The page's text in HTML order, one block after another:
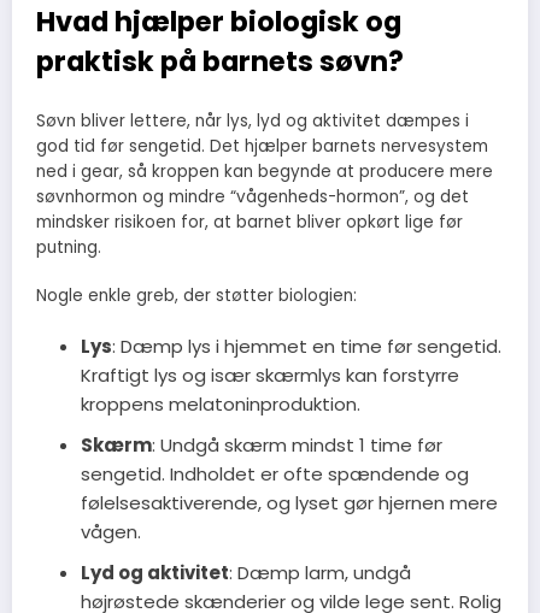
Hvad hjælper biologisk og
praktisk på barnets søvn?
Søvn bliver lettere, når lys, lyd og aktivitet dæmpes i
god tid før sengetid. Det hjælper barnets nervesystem
ned i gear, så kroppen kan begynde at producere mere
søvnhormon og mindre “vågenheds-hormon”, og det
mindsker risikoen for, at barnet bliver opkørt lige før
putning.
Nogle enkle greb, der støtter biologien:
Lys: Dæmp lys i hjemmet en time før sengetid.
Kraftigt lys og især skærmlys kan forstyrre
kroppens melatoninproduktion.
Skærm: Undgå skærm mindst 1 time før
sengetid. Indholdet er ofte spændende og
følelsesaktiverende, og lyset gør hjernen mere
vågen.
Lyd og aktivitet: Dæmp larm, undgå
højrøstede skænderier og vilde lege sent. Rolig